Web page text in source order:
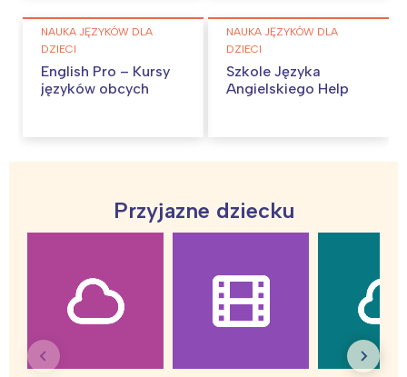
NAUKA JĘZYKÓW DLA
DZIECI
English Pro – Kursy
języków obcych
NAUKA JĘZYKÓW DLA
DZIECI
Szkole Języka
Angielskiego Help
Przyjazne dziecku